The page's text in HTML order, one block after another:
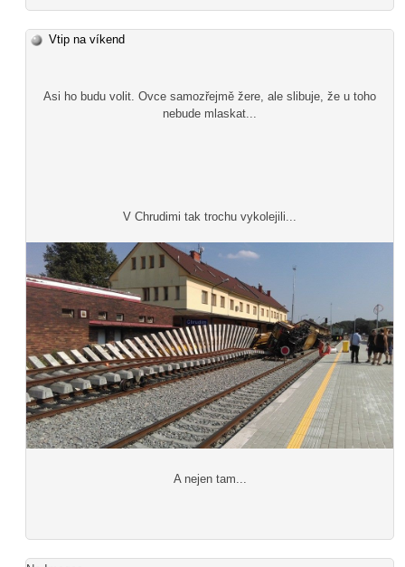
Vtip na víkend
Asi ho budu volit. Ovce samozřejmě žere, ale slibuje, že u toho
nebude mlaskat...
V Chrudimi tak trochu vykolejili...
A nejen tam...